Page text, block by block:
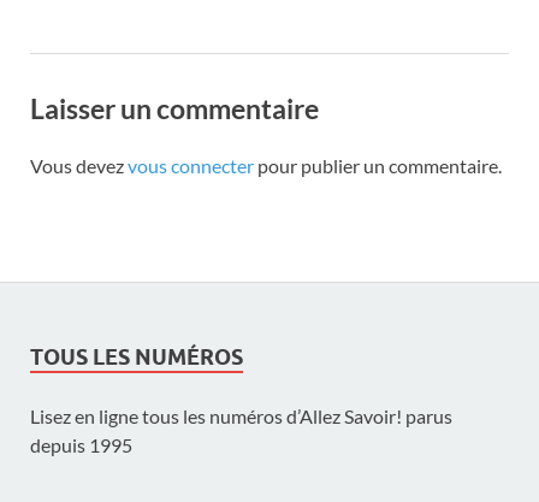
Laisser un commentaire
Vous devezvous connecter pour publier un commentaire.
TOUS LES NUMÉROS
Lisez en ligne tous les numéros d’Allez Savoir! parus
depuis 1995